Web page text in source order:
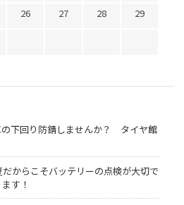
26 27 28
29
の下回り防錆しませんか？ タイヤ館
からこそバッテリーの点検が大切で
す！